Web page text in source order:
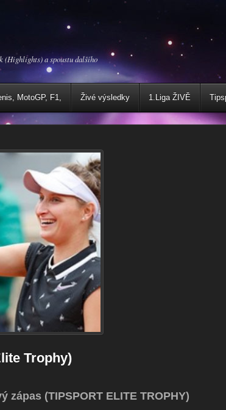
(Highlights) a spoustu dalšího
MotoGP, F1, Živé výsledky 1.Liga ŽIVĚ
Trophy)
zápas (TIPSPORT ELITE TROPHY)